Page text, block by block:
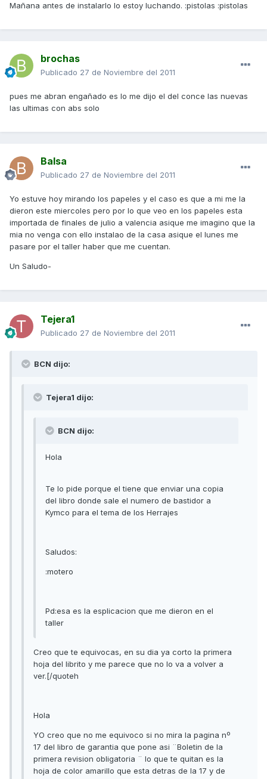
Mañana antes de instalarlo lo estoy luchando. :pistolas :pistolas
brochas
Publicado 27 de Noviembre del 2011
pues me abran engañado es lo me dijo el del conce las nuevas
las ultimas con abs solo
Balsa
Publicado 27 de Noviembre del 2011
Yo estuve hoy mirando los papeles y el caso es que a mi me la
dieron este miercoles pero por lo que veo en los papeles esta
importada de finales de julio a valencia asique me imagino que la
mia no venga con ello instalao de la casa asique el lunes me
pasare por el taller haber que me cuentan.
Un Saludo-
Tejera1
Publicado 27 de Noviembre del 2011
BCN dijo:
Tejera1 dijo:
BCN dijo:
Hola
Te lo pide porque el tiene que enviar una copia
del libro donde sale el numero de bastidor a
Kymco para el tema de los Herrajes
Saludos:
:motero
Pd:esa es la esplicacion que me dieron en el
taller
Creo que te equivocas, en su dia ya corto la primera
hoja del librito y me parece que no lo va a volver a
ver.[/quoteh
Hola
YO creo que no me equivoco si no mira la pagina nº
17 del libro de garantia que pone asi ¨Boletin de la
primera revision obligatoria ¨ lo que te quitan es la
hoja de color amarillo que esta detras de la 17 y de